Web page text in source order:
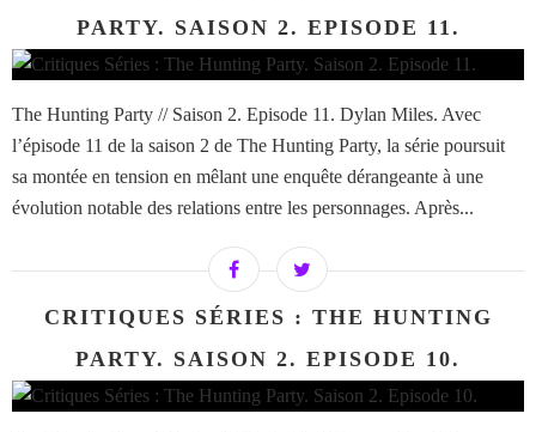
PARTY. SAISON 2. EPISODE 11.
The Hunting Party // Saison 2. Episode 11. Dylan Miles. Avec
l’épisode 11 de la saison 2 de The Hunting Party, la série poursuit
sa montée en tension en mêlant une enquête dérangeante à une
évolution notable des relations entre les personnages. Après...
CRITIQUES SÉRIES : THE HUNTING
PARTY. SAISON 2. EPISODE 10.